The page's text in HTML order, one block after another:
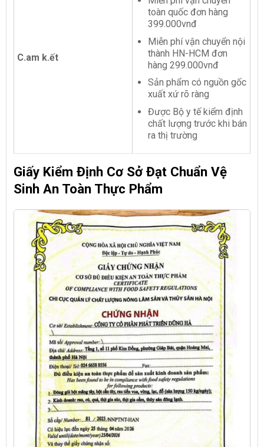
C.am k.ết
toàn quốc đơn hàng
399.000vnđ
Miễn phí vận chuyển nội
thành HN-HCM đơn
hàng 299.000vnđ
Sản phẩm có nguồn gốc
xuất xứ rõ ràng
Được Bộ y tế kiểm định
chất lượng trước khi bán
ra thị trường
Giấy Kiểm Định Cơ Sở Đạt Chuẩn Vệ
Sinh An Toàn Thực Phẩm